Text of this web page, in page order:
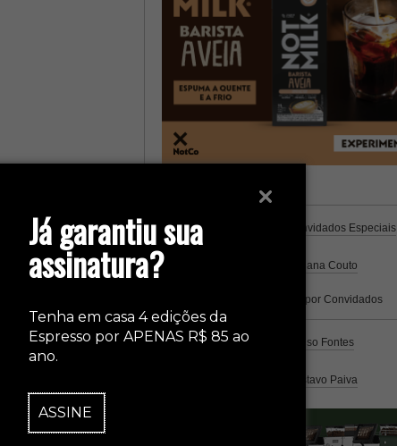
Já garantiu sua
assinatura?
Tenha em casa 4 edições da
Espresso por APENAS R$ 85 ao
ano.
ASSINE
Espresso
Coluna Café por Convidados Especiais
por Cristiana Couto
por Convidados
Especiais
Análisepor Caio Alonso Fontes
por Gustavo Paiva